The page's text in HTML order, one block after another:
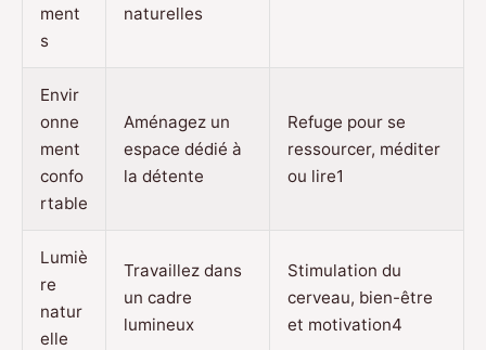
ment
s
naturelles
Envir
onne
ment
confo
rtable
Aménagez un
espace dédié à
la détente
Refuge pour se
ressourcer, méditer
ou lire1
Lumiè
re
natur
elle
Travaillez dans
un cadre
lumineux
Stimulation du
cerveau, bien-être
et motivation4